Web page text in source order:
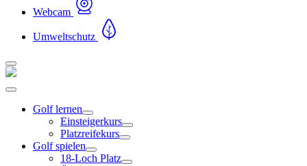
Webcam
Umweltschutz
Golf lernen
Einsteigerkurs
Platzreifekurs
Golf spielen
18-Loch Platz